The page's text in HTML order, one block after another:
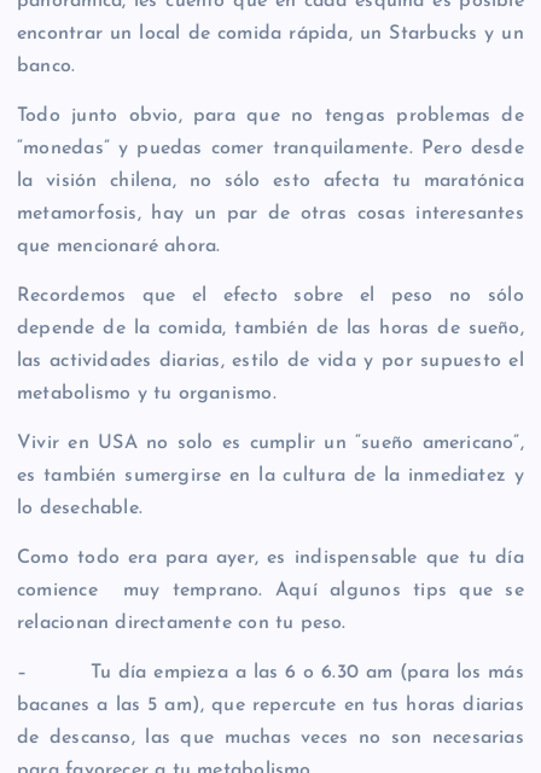
encontrar un local de comida rápida, un Starbucks y un
banco.
Todo junto obvio, para que no tengas problemas de
“monedas” y puedas comer tranquilamente. Pero desde
la visión chilena, no sólo esto afecta tu maratónica
metamorfosis, hay un par de otras cosas interesantes
que mencionaré ahora.
Recordemos que el efecto sobre el peso no sólo
depende de la comida, también de las horas de sueño,
las actividades diarias, estilo de vida y por supuesto el
metabolismo y tu organismo.
Vivir en USA no solo es cumplir un “sueño americano”,
es también sumergirse en la cultura de la inmediatez y
lo desechable.
Como todo era para ayer, es indispensable que tu día
comience muy temprano. Aquí algunos tips que se
relacionan directamente con tu peso.
– Tu día empieza a las 6 o 6.30 am (para los más
bacanes a las 5 am), que repercute en tus horas diarias
de descanso, las que muchas veces no son necesarias